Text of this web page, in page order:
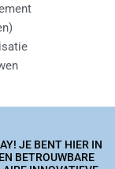
JE BENT HIER IN
BETROUWBARE